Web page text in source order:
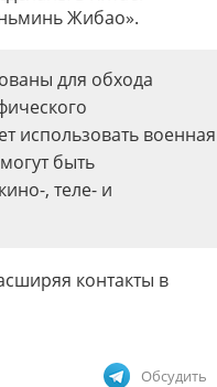
Жибао».
для обхода
использовать военная
быть
, теле- и
контакты в
Обсудить